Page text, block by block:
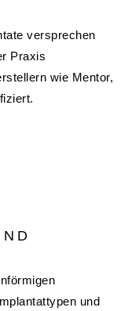
versprechen
Praxis
wie Mentor,
und